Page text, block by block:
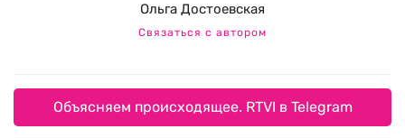
Ольга Достоевская
Связаться с автором
Объясняем происходящее. RTVI в Telegram